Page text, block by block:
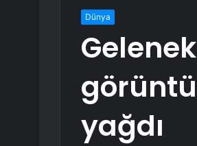
Dünya
yağdı